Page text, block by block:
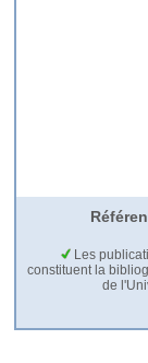
Les
constituent la
de